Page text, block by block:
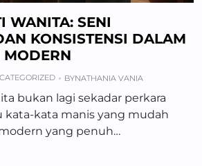
WANITA: SENI
KONSISTENSI DALAM
MODERN
BYNATHANIA VANIA
bukan lagi sekadar perkara
kata-kata manis yang mudah
yang penuh…